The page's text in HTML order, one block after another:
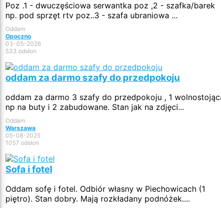
Poz .1 - dwuczęściowa serwantka poz ,2 - szafka/barek
np. pod sprzęt rtv poz..3 - szafa ubraniowa ...
Oddam
Opoczno
03-05-2026
533 odsłon
oddam za darmo szafy do przedpokoju
oddam za darmo 3 szafy do przedpokoju , 1
np na buty i 2 zabudowane. Stan jak na zdjęci...
Oddam
Warszawa
05-08-2025
1057 odsłon
Sofa i fotel
Oddam sofę i fotel. Odbiór własny w Piechowicach (1
piętro). Stan dobry. Mają rozkładany podnóżek....